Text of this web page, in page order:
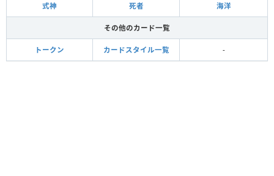
式神 死者 海洋
その他のカード一覧
トークン カードスタイル一覧 -